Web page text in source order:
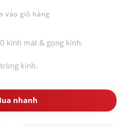
vào giỏ hàng
kính mát & gọng kính.
kính.
nhanh